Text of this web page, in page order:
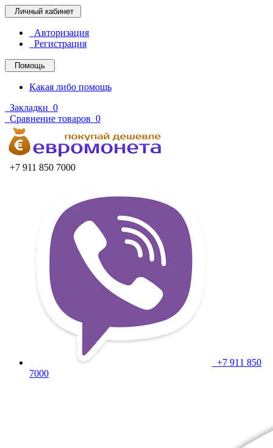
Личный кабинет
Авторизация
Регистрация
Помощь
Какая либо помощь
Закладки 0
Сравнение товаров 0
+7 911 850 7000
+7 911 850
7000